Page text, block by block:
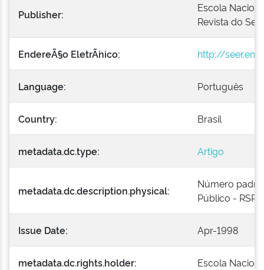
Publisher:
Escola
Revista do
EndereÃ§o EletrÃ´nico: http://
Language: Português
Country: Brasil
metadata.dc.type: Artigo
metadata.dc.description.physical:
Número
Público - RSP,
Issue Date: Apr-1998
metadata.dc.rights.holder: Escola